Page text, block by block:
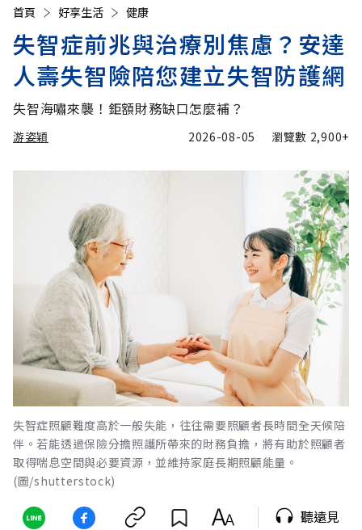
首頁 好享生活 健康
失智症前兆與治療別焦慮？安達
人壽失智險陪您建立失智防護網
失智海嘯來襲！鉅額財務缺口怎麼補？
游姿穎 2026-08-05 瀏覽數 2,900+
失智症照顧難度高於一般失能，往往需要照顧者長時間全天候陪
伴。若能透過保險分擔照護所帶來的財務負擔，將有助於照顧者
取得喘息空間與必要資源，並維持家庭長期照顧能量。
(圖/shutterstock)
聽遠見